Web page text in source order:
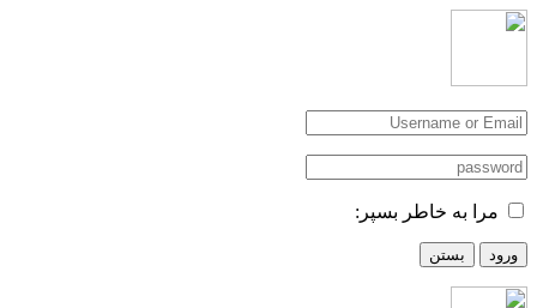
مرا به خاطر بسپر:
ورود بستن